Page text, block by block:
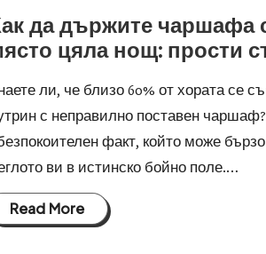
да държите чаршафа
цяла нощ: прости
ли, че близо 60% от хората се
с неправилно поставен
факт, който може
ви в истинско бойно поле.…
Read More